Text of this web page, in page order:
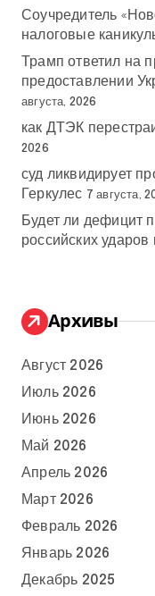
Соучредитель
налоговые
Трамп ответил на
предоставлении
августа, 2026
как ДТЭК
2026
суд ликвидирует
Геркулес 7 августа,
Будет ли дефицит
российских ударов
Архивы
Август 2026
Июль 2026
Июнь 2026
Май 2026
Апрель 2026
Март 2026
Февраль 2026
Январь 2026
Декабрь 2025